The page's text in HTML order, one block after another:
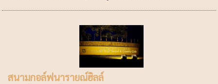
สนามกอล์ฟนารายณ์ฮิลล์